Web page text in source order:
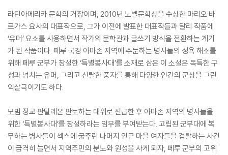
라틴아메리카 문학의 거장이며, 2010년 노벨문학상을 수상한 마리오 바
르가스 요사의 대표작으로, 그가 이전에 발표한 대표작들과 달리 작품에
‘유머’ 요소를 사용하면서 작가의 문학관과 글쓰기 방식을 전환하는 계기
가 된 작품이다. 페루 국경 아마존 지역에 주둔하는 병사들의 성욕 해소를
위해 페루 군부가 창설한 ‘특별봉사대’를 소재로 삼은 이 소설은 독특한 구
성과 넘치는 유머, 그리고 신랄한 풍자를 통해 다양한 인간의 군상을 그린
익살극이기도 하다.
모범 장교 판탈레온 판토하는 대위로 진급한 후 아마존 지역의 병사들을
위한 ‘특별봉사대’를 창설하라는 임무를 부여받는다. 고립된 군부대에 복
무하는 병사들이 섹스에 굶주린 나머지 인근 마을 여자들을 겁탈하는 사건
이 급격히 늘면서 지역주민의 분노와 원성을 사게 되자, 페루 군부의 고위